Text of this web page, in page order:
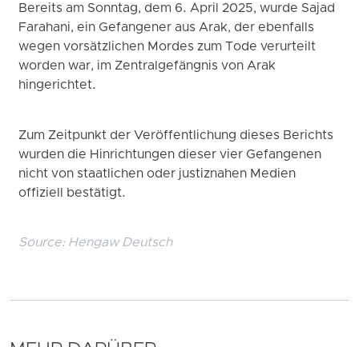
Bereits am Sonntag, dem 6. April 2025, wurde Sajad
Farahani, ein Gefangener aus Arak, der ebenfalls
wegen vorsätzlichen Mordes zum Tode verurteilt
worden war, im Zentralgefängnis von Arak
hingerichtet.
Zum Zeitpunkt der Veröffentlichung dieses Berichts
wurden die Hinrichtungen dieser vier Gefangenen
nicht von staatlichen oder justiznahen Medien
offiziell bestätigt.
Source: Hengaw Deutsch